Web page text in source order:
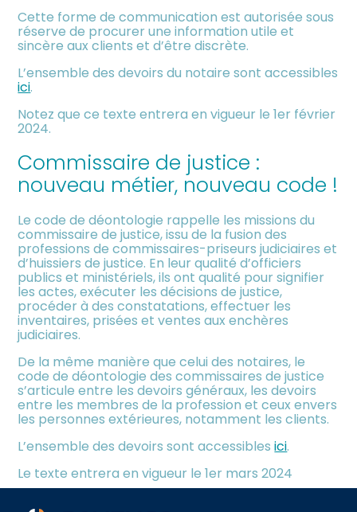
Cette forme de communication est autorisée sous
réserve de procurer une information utile et
sincère aux clients et d’être discrète.
L’ensemble des devoirs du notaire sont accessibles
ici.
Notez que ce texte entrera en vigueur le 1er février
2024.
Commissaire de justice :
nouveau métier, nouveau code !
Le code de déontologie rappelle les missions du
commissaire de justice, issu de la fusion des
professions de commissaires-priseurs judiciaires et
d’huissiers de justice. En leur qualité d’officiers
publics et ministériels, ils ont qualité pour signifier
les actes, exécuter les décisions de justice,
procéder à des constatations, effectuer les
inventaires, prisées et ventes aux enchères
judiciaires.
De la même manière que celui des notaires, le
code de déontologie des commissaires de justice
s’articule entre les devoirs généraux, les devoirs
entre les membres de la profession et ceux envers
les personnes extérieures, notamment les clients.
L’ensemble des devoirs sont accessiblesici.
Le texte entrera en vigueur le 1er mars 2024